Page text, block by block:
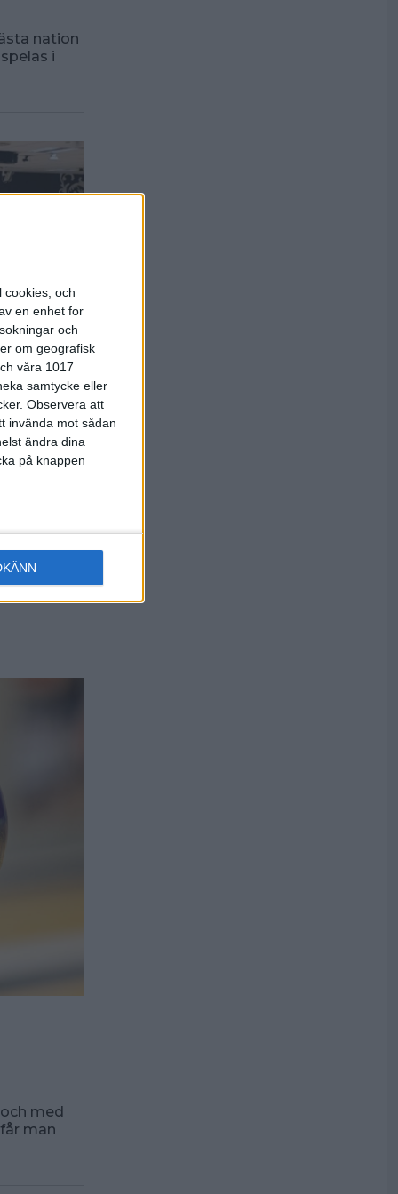
cookies, och
en enhet for
och
om geografisk
våra 1017
samtycke eller
Observera att
invända mot sådan
ändra dina
på knappen
nation
i
fick
med
man